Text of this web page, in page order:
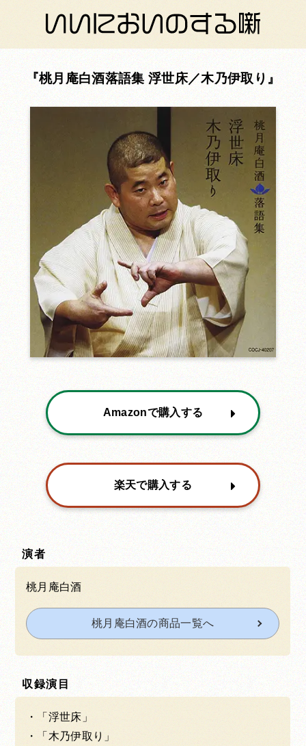
桃月庵白酒落語集 浮世床／木乃伊取り
Amazonで購入する
楽天で購入する
演者
桃月庵白酒
桃月庵白酒の商品一覧へ
収録演目
「浮世床」
「木乃伊取り」